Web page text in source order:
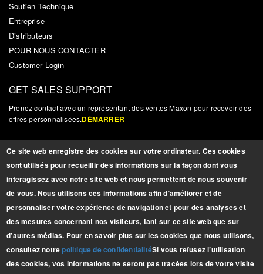
Soutien Technique
Entreprise
Distributeurs
POUR NOUS CONTACTER
Customer Login
GET SALES SUPPORT
Prenez contact avec un représentant des ventes Maxon pour recevoir des
offres personnalisées.DÉMARRER
NOUVELLES ET MISES À JOUR
Inscrivez-vous pour recevoir des mises à jour, des nouvelles et autres
informations pertinentes sur les produits. INSCRIPTION
BROCHURES
Télécharger nos
GAMME COMPLÈTE
Ce site web enregistre des cookies sur votre ordinateur. Ces cookies
sont utilisés pour recueillir des informations sur la façon dont vous
interagissez avec notre site web et nous permettent de nous souvenir
de vous. Nous utilisons ces informations afin d’améliorer et de
personnaliser votre expérience de navigation et pour des analyses et
des mesures concernant nos visiteurs, tant sur ce site web que sur
d’autres médias. Pour en savoir plus sur les cookies que nous utilisons,
consultez notrepolitique de confidentialitéSi vous refusez l’utilisation
des cookies, vos informations ne seront pas tracées lors de votre visite